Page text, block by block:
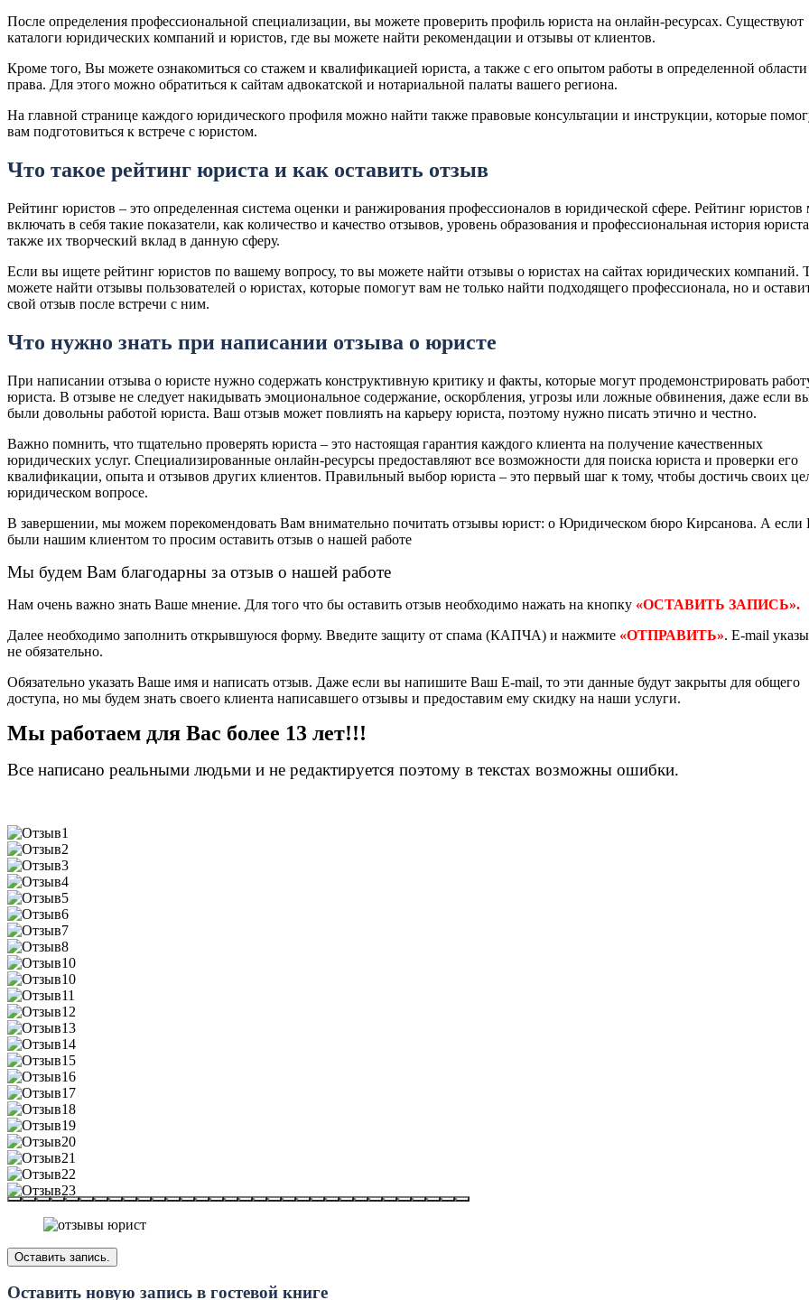
После определения профессиональной специализации, вы можете проверить профиль юриста на онлайн-ресурсах. Существуют
каталоги юридических компаний и юристов, где вы можете найти рекомендации и отзывы от клиентов.
Кроме того, Вы можете ознакомиться со стажем и квалификацией юриста, а также с его опытом работы в определенной области
права. Для этого можно обратиться к сайтам адвокатской и нотариальной палаты вашего региона.
На главной странице каждого юридического профиля можно найти также правовые консультации и инструкции, которые
вам подготовиться к встрече с юристом.
Что такое рейтинг юриста и как оставить отзыв
Рейтинг юристов – это определенная система оценки и ранжирования профессионалов в юридической сфере. Рейтинг юристов
включать в себя такие показатели, как количество и качество отзывов, уровень образования и профессиональная история
также их творческий вклад в данную сферу.
Если вы ищете рейтинг юристов по вашему вопросу, то вы можете найти отзывы о юристах на сайтах юридических компаний.
можете найти отзывы пользователей о юристах, которые помогут вам не только найти подходящего профессионала, но и
свой отзыв после встречи с ним.
Что нужно знать при написании отзыва о юристе
При написании отзыва о юристе нужно содержать конструктивную критику и факты, которые могут продемонстрировать
юриста. В отзыве не следует накидывать эмоциональное содержание, оскорбления, угрозы или ложные обвинения, даже если
были довольны работой юриста. Ваш отзыв может повлиять на карьеру юриста, поэтому нужно писать этично и честно.
Важно помнить, что тщательно проверять юриста – это настоящая гарантия каждого клиента на получение качественных
юридических услуг. Специализированные онлайн-ресурсы предоставляют все возможности для поиска юриста и проверки его
квалификации, опыта и отзывов других клиентов. Правильный выбор юриста – это первый шаг к тому, чтобы достичь своих
юридическом вопросе.
В завершении, мы можем порекомендовать Вам внимательно почитать отзывы юрист: о Юридическом бюро Кирсанова. А
были нашим клиентом то просим оставить отзыв о нашей работе
Мы будем Вам благодарны за отзыв о нашей работе
Нам очень важно знать Ваше мнение. Для того что бы оставить отзыв необходимо нажать на кнопку «ОСТАВИТЬ ЗАПИСЬ».
Далее необходимо заполнить открывшуюся форму. Введите защиту от спама (КАПЧА) и нажмите «ОТПРАВИТЬ». E-mail
не обязательно.
Обязательно указать Ваше имя и написать отзыв. Даже если вы напишите Ваш E-mail, то эти данные будут закрыты для общего
доступа, но мы будем знать своего клиента написавшего отзывы и предоставим ему скидку на наши услуги.
Мы работаем для Вас более 13 лет!!!
Все написано реальными людьми и не редактируется поэтому в текстах возможны ошибки.
Оставить новую запись в гостевой книге